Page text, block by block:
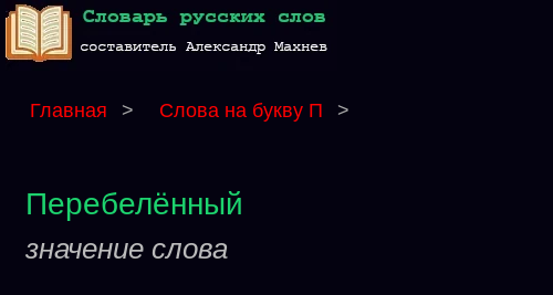
Главная > Слова на букву П >
Перебелённый
значение слова